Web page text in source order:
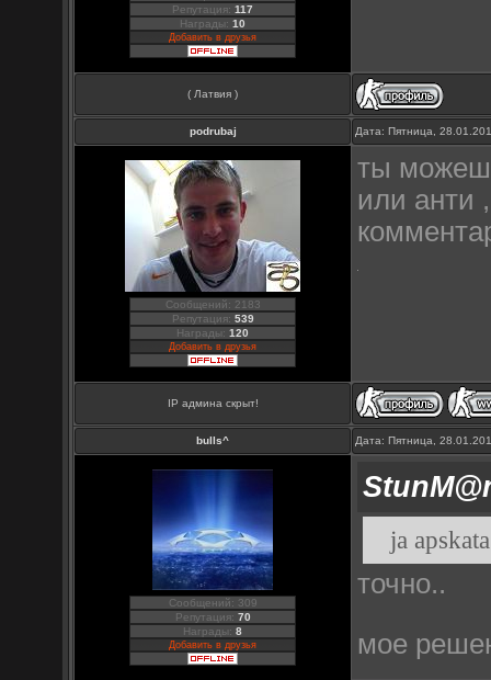
Репутация:117
Награды:10
Добавить в друзья
( Латвия )
podrubaj Дата: Пятница,
Сообщений: 2183
Репутация: 539
Награды:120
Добавить в друзья
ты
или анти
IP админа скрыт!
bulls^ Дата: Пятница,
Сообщений: 309
Репутация: 70
Награды:8
Добавить в друзья
ja
точно..
мое